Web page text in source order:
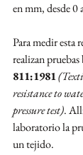
en mm, desde
Para medir esta
realizan
811:1981
resistance to
pressure test).
laboratorio la
un tejido.